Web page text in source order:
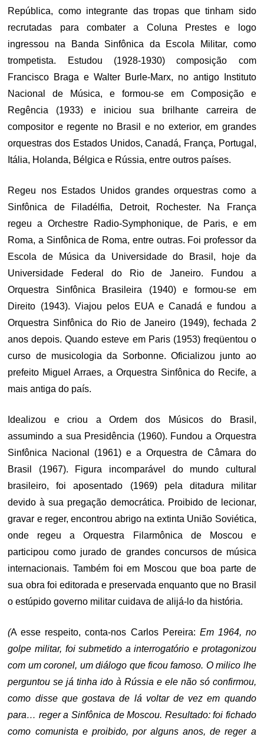
República, como integrante das tropas que tinham sido
recrutadas para combater a Coluna Prestes e logo
ingressou na Banda Sinfônica da Escola Militar, como
trompetista. Estudou (1928-1930) composição com
Francisco Braga e Walter Burle-Marx, no antigo Instituto
Nacional de Música, e formou-se em Composição e
Regência (1933) e iniciou sua brilhante carreira de
compositor e regente no Brasil e no exterior, em grandes
orquestras dos Estados Unidos, Canadá, França, Portugal,
Itália, Holanda, Bélgica e Rússia, entre outros países.
Regeu nos Estados Unidos grandes orquestras como a
Sinfônica de Filadélfia, Detroit, Rochester. Na França
regeu a Orchestre Radio-Symphonique, de Paris, e em
Roma, a Sinfônica de Roma, entre outras. Foi professor da
Escola de Música da Universidade do Brasil, hoje da
Universidade Federal do Rio de Janeiro. Fundou a
Orquestra Sinfônica Brasileira (1940) e formou-se em
Direito (1943). Viajou pelos EUA e Canadá e fundou a
Orquestra Sinfônica do Rio de Janeiro (1949), fechada 2
anos depois. Quando esteve em Paris (1953) freqüentou o
curso de musicologia da Sorbonne. Oficializou junto ao
prefeito Miguel Arraes, a Orquestra Sinfônica do Recife, a
mais antiga do país.
Idealizou e criou a Ordem dos Músicos do Brasil,
assumindo a sua Presidência (1960). Fundou a Orquestra
Sinfônica Nacional (1961) e a Orquestra de Câmara do
Brasil (1967). Figura incomparável do mundo cultural
brasileiro, foi aposentado (1969) pela ditadura militar
devido à sua pregação democrática. Proibido de lecionar,
gravar e reger, encontrou abrigo na extinta União Soviética,
onde regeu a Orquestra Filarmônica de Moscou e
participou como jurado de grandes concursos de música
internacionais. Também foi em Moscou que boa parte de
sua obra foi editorada e preservada enquanto que no Brasil
o estúpido governo militar cuidava de alijá-lo da história.
(A esse respeito, conta-nos Carlos Pereira: Em 1964, no
golpe militar, foi submetido a interrogatório e protagonizou
com um coronel, um diálogo que ficou famoso. O milico lhe
perguntou se já tinha ido à Rússia e ele não só confirmou,
como disse que gostava de lá voltar de vez em quando
para… reger a Sinfônica de Moscou. Resultado: foi fichado
como comunista e proibido, por alguns anos, de reger a